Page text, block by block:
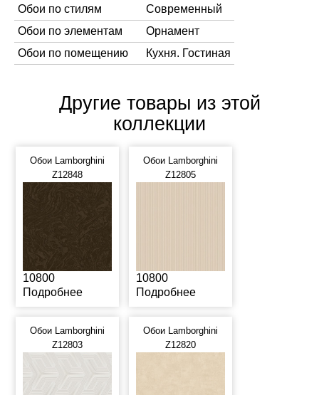
Обои по стилям
Современный
Обои по элементам
Орнамент
Обои по помещению
Кухня. Гостиная
Другие товары из этой
коллекции
Обои Lamborghini
Z12848
10800
Подробнее
Обои Lamborghini
Z12805
10800
Подробнее
Обои Lamborghini
Z12803
Обои Lamborghini
Z12820